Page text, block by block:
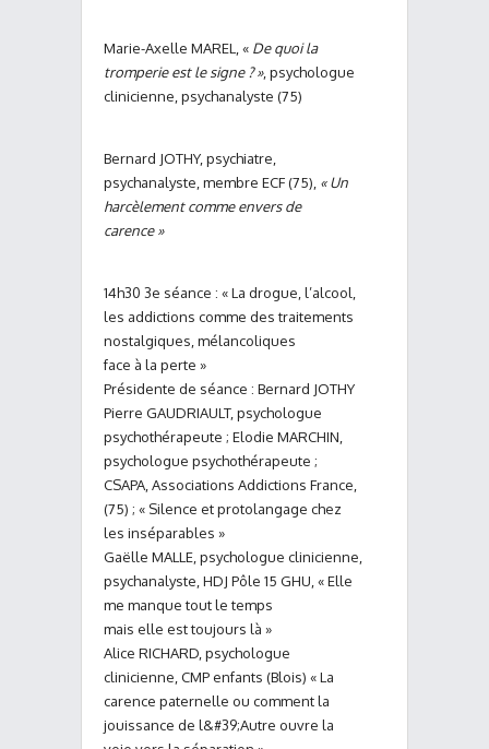
Marie-Axelle MAREL, « De quoi la
tromperie est le signe ? », psychologue
clinicienne, psychanalyste (75)
Bernard JOTHY, psychiatre,
psychanalyste, membre ECF (75), « Un
harcèlement comme envers de
carence »
14h30 3e séance : « La drogue, l’alcool,
les addictions comme des traitements
nostalgiques, mélancoliques
face à la perte »
Présidente de séance : Bernard JOTHY
Pierre GAUDRIAULT, psychologue
psychothérapeute ; Elodie MARCHIN,
psychologue psychothérapeute ;
CSAPA, Associations Addictions France,
(75) ; « Silence et protolangage chez
les inséparables »
Gaëlle MALLE, psychologue clinicienne,
psychanalyste, HDJ Pôle 15 GHU, « Elle
me manque tout le temps
mais elle est toujours là »
Alice RICHARD, psychologue
clinicienne, CMP enfants (Blois) « La
carence paternelle ou comment la
jouissance de l&#39;Autre ouvre la